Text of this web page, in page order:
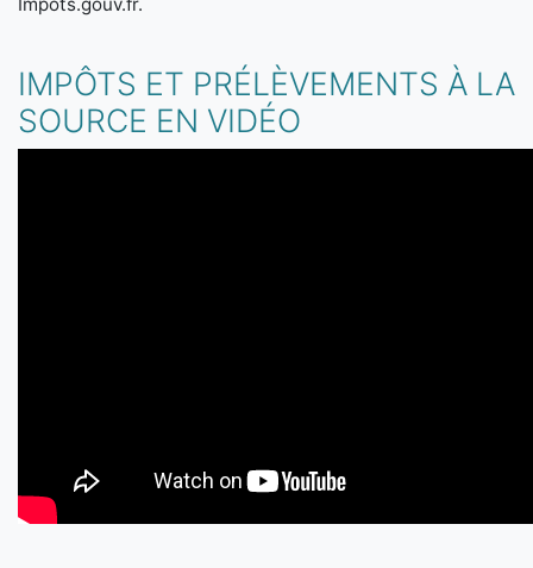
Impôts.gouv.fr.
IMPÔTS ET PRÉLÈVEMENTS À LA
SOURCE EN VIDÉO